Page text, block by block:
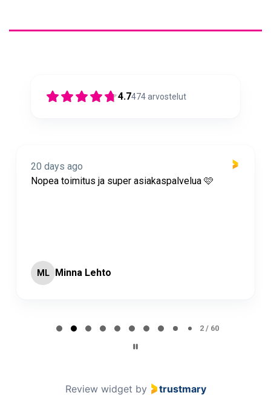
4.7474arvostelut
20 days ago
Nopea toimitus ja super asiakaspalvelua 🩷
ML Minna Lehto
2 / 60
Review widget by trustmary